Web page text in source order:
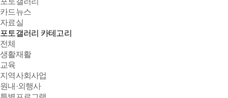
카드뉴스
자료실
포토갤러리 카테고리
전체
생활재활
교육
지역사회사업
원내·외행사